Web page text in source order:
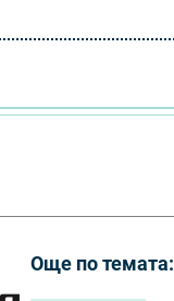
Още по темата: